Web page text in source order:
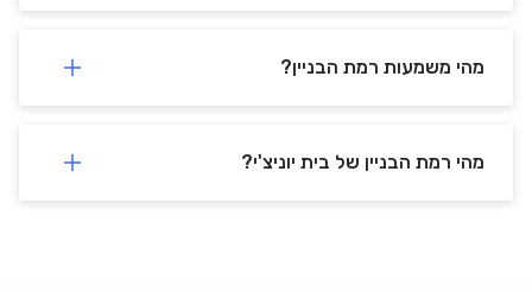
מהי משמעות רמת הבניין?
מהי רמת הבניין של בית יוניצ'י?